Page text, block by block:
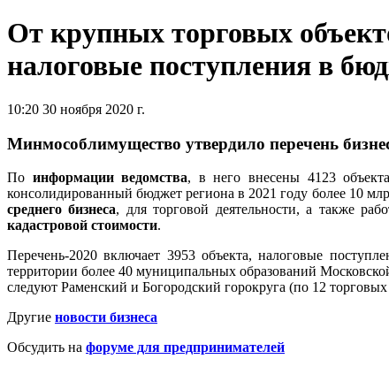
От крупных торговых
налоговые поступления в
10:20 30 ноября 2020 г.
Минмособлимущество утвердило перечень
По информации ведомства, в него внесены 4123
консолидированный бюджет региона в 2021 году более 10
среднего бизнеса, для торговой деятельности, а также
кадастровой стоимости.
Перечень-2020 включает 3953 объекта, налоговые
территории более 40 муниципальных образований
следуют Раменский и Богородский горокруга (по 12 торговых
Другие новости бизнеса
Обсудить на форуме для предпринимателей